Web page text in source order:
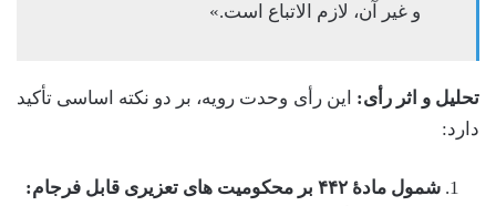
و غیر آن، لازم الاتباع است.»
تحلیل و اثر رأی: این رأی وحدت رویه، بر دو نکته اساسی تأکید
دارد:
شمول مادۀ ۴۴۲ بر محکومیت های تعزیری قابل فرجام: